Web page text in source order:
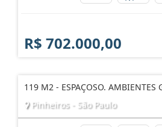
R$ 702.000,00
119 M2 - ESPAÇOSO. AMBIENTES
Pinheiros - São Paulo